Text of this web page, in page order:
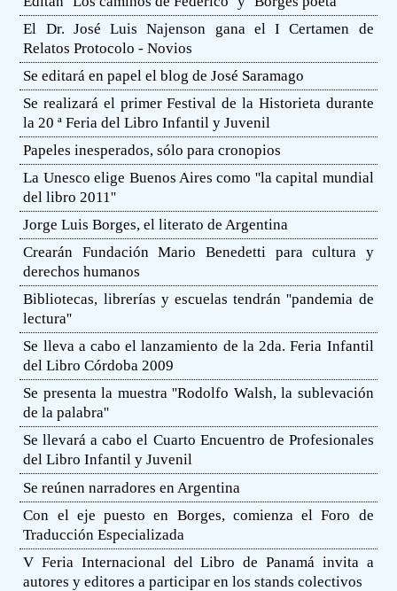
El Dr. José Luis Najenson gana el I Certamen de
Relatos Protocolo - Novios
Se editará en papel el blog de José Saramago
Se realizará el primer Festival de la Historieta durante
la 20 ª Feria del Libro Infantil y Juvenil
Papeles inesperados, sólo para cronopios
La Unesco elige Buenos Aires como ''la capital mundial
del libro 2011''
Jorge Luis Borges, el literato de Argentina
Crearán Fundación Mario Benedetti para cultura y
derechos humanos
Bibliotecas, librerías y escuelas tendrán ''pandemia de
lectura''
Se lleva a cabo el lanzamiento de la 2da. Feria Infantil
del Libro Córdoba 2009
Se presenta la muestra ''Rodolfo Walsh, la sublevación
de la palabra''
Se llevará a cabo el Cuarto Encuentro de Profesionales
del Libro Infantil y Juvenil
Se reúnen narradores en Argentina
Con el eje puesto en Borges, comienza el Foro de
Traducción Especializada
V Feria Internacional del Libro de Panamá invita a
autores y editores a participar en los stands colectivos